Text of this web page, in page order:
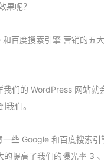
果呢？
百度搜索引擎 营销的五
们的 WordPress 网站就
我们。
些 Google 和百度搜索引
提高了我们的曝光率 3